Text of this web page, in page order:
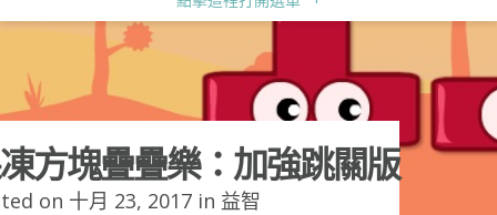
方塊疊疊樂：加強跳關版
on 十月 23, 2017 in 益智